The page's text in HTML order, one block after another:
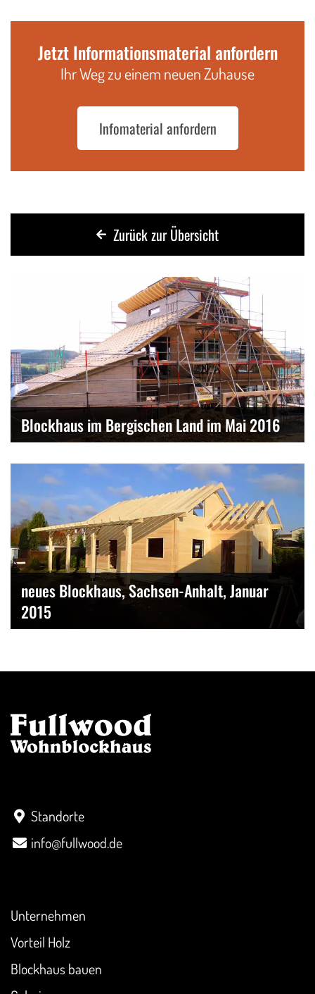
Jetzt Informationsmaterial anfordern
Ihr Weg zu einem neuen Zuhause
Infomaterial anfordern
Zurück zur Übersicht
Blockhaus im Bergischen Land im Mai 2016
neues Blockhaus, Sachsen-Anhalt, Januar
2015
Standorte
info@fullwood.de
Unternehmen
Vorteil Holz
Blockhaus bauen